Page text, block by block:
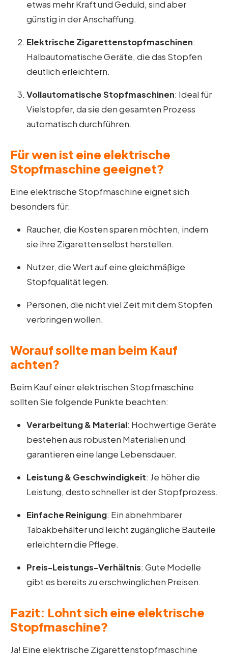
etwas mehr Kraft und Geduld, sind aber
günstig in der Anschaffung.
Elektrische Zigarettenstopfmaschinen:
Halbautomatische Geräte, die das Stopfen
deutlich erleichtern.
Vollautomatische Stopfmaschinen: Ideal für
Vielstopfer, da sie den gesamten Prozess
automatisch durchführen.
Für wen ist eine elektrische
Stopfmaschine geeignet?
Eine elektrische Stopfmaschine eignet sich
besonders für:
Raucher, die Kosten sparen möchten, indem
sie ihre Zigaretten selbst herstellen.
Nutzer, die Wert auf eine gleichmäßige
Stopfqualität legen.
Personen, die nicht viel Zeit mit dem Stopfen
verbringen wollen.
Worauf sollte man beim Kauf
achten?
Beim Kauf einer elektrischen Stopfmaschine
sollten Sie folgende Punkte beachten:
Verarbeitung & Material: Hochwertige Geräte
bestehen aus robusten Materialien und
garantieren eine lange Lebensdauer.
Leistung & Geschwindigkeit: Je höher die
Leistung, desto schneller ist der Stopfprozess.
Einfache Reinigung: Ein abnehmbarer
Tabakbehälter und leicht zugängliche Bauteile
erleichtern die Pflege.
Preis-Leistungs-Verhältnis: Gute Modelle
gibt es bereits zu erschwinglichen Preisen.
Fazit: Lohnt sich eine elektrische
Stopfmaschine?
Ja! Eine elektrische Zigarettenstopfmaschine